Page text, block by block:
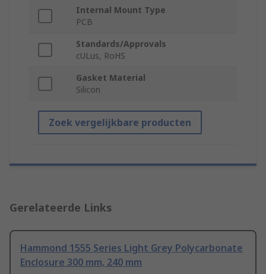
Internal Mount Type
PCB
Standards/Approvals
cULus, RoHS
Gasket Material
Silicon
Zoek vergelijkbare producten
Gerelateerde Links
Hammond 1555 Series Light Grey Polycarbonate
Enclosure 300 mm, 240 mm